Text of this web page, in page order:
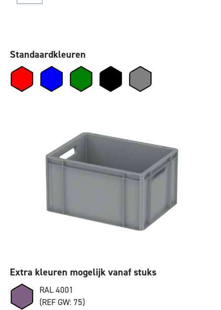
Standaardkleuren
Extra kleuren mogelijk vanaf stuks
RAL 4001
(REF GW: 75)